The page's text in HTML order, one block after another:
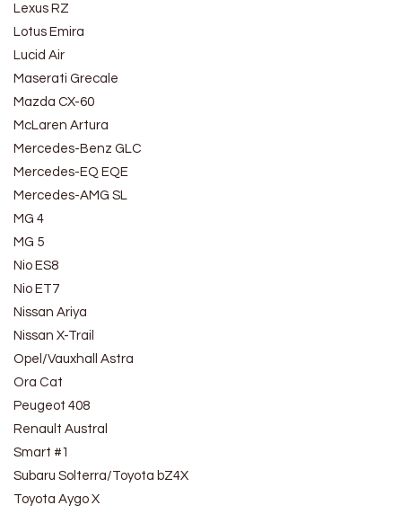
Lexus RZ
Lotus Emira
Lucid Air
Maserati Grecale
Mazda CX-60
McLaren Artura
Mercedes-Benz GLC
Mercedes-EQ EQE
Mercedes-AMG SL
MG 4
MG 5
Nio ES8
Nio ET7
Nissan Ariya
Nissan X-Trail
Opel/Vauxhall Astra
Ora Cat
Peugeot 408
Renault Austral
Smart #1
Subaru Solterra/Toyota bZ4X
Toyota Aygo X